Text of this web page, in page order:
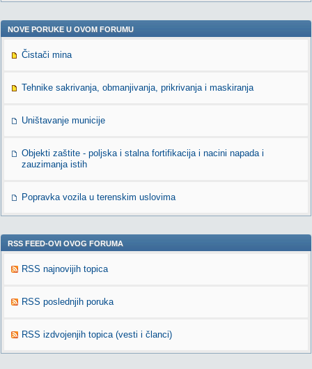
NOVE PORUKE U OVOM FORUMU
Čistači mina
Tehnike sakrivanja, obmanjivanja, prikrivanja i maskiranja
Uništavanje municije
Objekti zaštite - poljska i stalna fortifikacija i nacini napada i
zauzimanja istih
Popravka vozila u terenskim uslovima
RSS FEED-OVI OVOG FORUMA
RSS najnovijih topica
RSS poslednjih poruka
RSS izdvojenjih topica (vesti i članci)